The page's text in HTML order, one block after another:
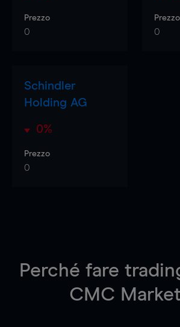
Prezzo
0
Prezzo
0
Schindler
Holding AG
0%
Prezzo
0
Perché fare
CMC